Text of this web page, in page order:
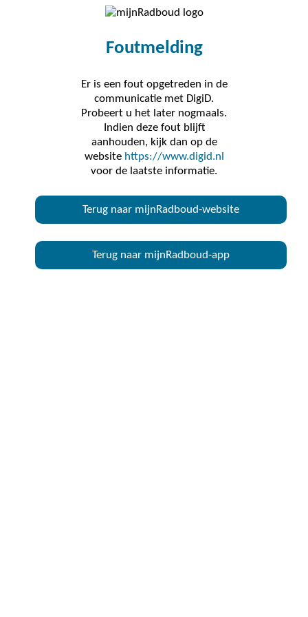
Foutmelding
Er is een fout opgetreden in de
communicatie met DigiD.
Probeert u het later nogmaals.
Indien deze fout blijft
aanhouden, kijk dan op de
website https://www.digid.nl
voor de laatste informatie.
Terug naar mijnRadboud-website
Terug naar mijnRadboud-app